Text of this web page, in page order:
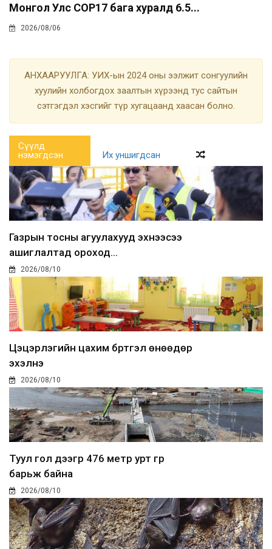
Монгол Улс COP17 бага хуралд 6.5...
2026/08/06
АНХААРУУЛГА: УИХ-ын 2024 оны ээлжит сонгуулийн
хуулийн холбогдох заалтын хүрээнд тус сайтын
сэтгэгдэл хэсгийг түр хугацаанд хаасан болно.
Сүүлд
нэмэгдсэн
Их уншигдсан
Газрын тосны агуулахууд эхнээсээ
ашиглалтад ороход...
2026/08/10
Цэцэрлэгийн цахим бүртгэл өнөөдөр
эхэлнэ
2026/08/10
Туул гол дээгүүр 476 метр урт гүүр
барьж байна
2026/08/10